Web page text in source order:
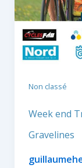
Non classé
Week end
Gravelines